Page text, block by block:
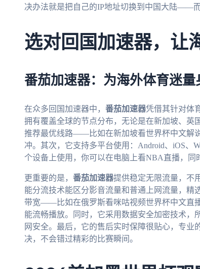
决办法就是把自己的IP地址切换到中国大陆——
选对回国加速器，让
番茄加速器：为海外体育迷
在众多回国加速器中， 番茄加速器凭借其针对体
拥有覆盖全球的节点分布，无论是在新加坡、英
推荐最优线路——比如在新加坡看世界杯中文解
冲。其次，它支持多平台使用：Android、iOS、
个设备上使用，你可以在电脑上看NBA直播，同
更重要的是， 番茄加速器提供稳定无限流量，不
能分流技术能区分影音流量和普通上网流量，精
带宽——比如在俄罗斯看咪咕视频世界杯中文直
能流畅播放。同时，它采用数据安全加密技术，
网安全。最后，它的售后实时保障很贴心，专
决，不会错过精彩的比赛瞬间。